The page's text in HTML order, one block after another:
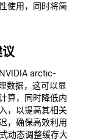
使用，同时将简
arctic-
数据，这可以显
算，同时降低内
，以提高其相关
，确保高效利用
动态调整缓存大